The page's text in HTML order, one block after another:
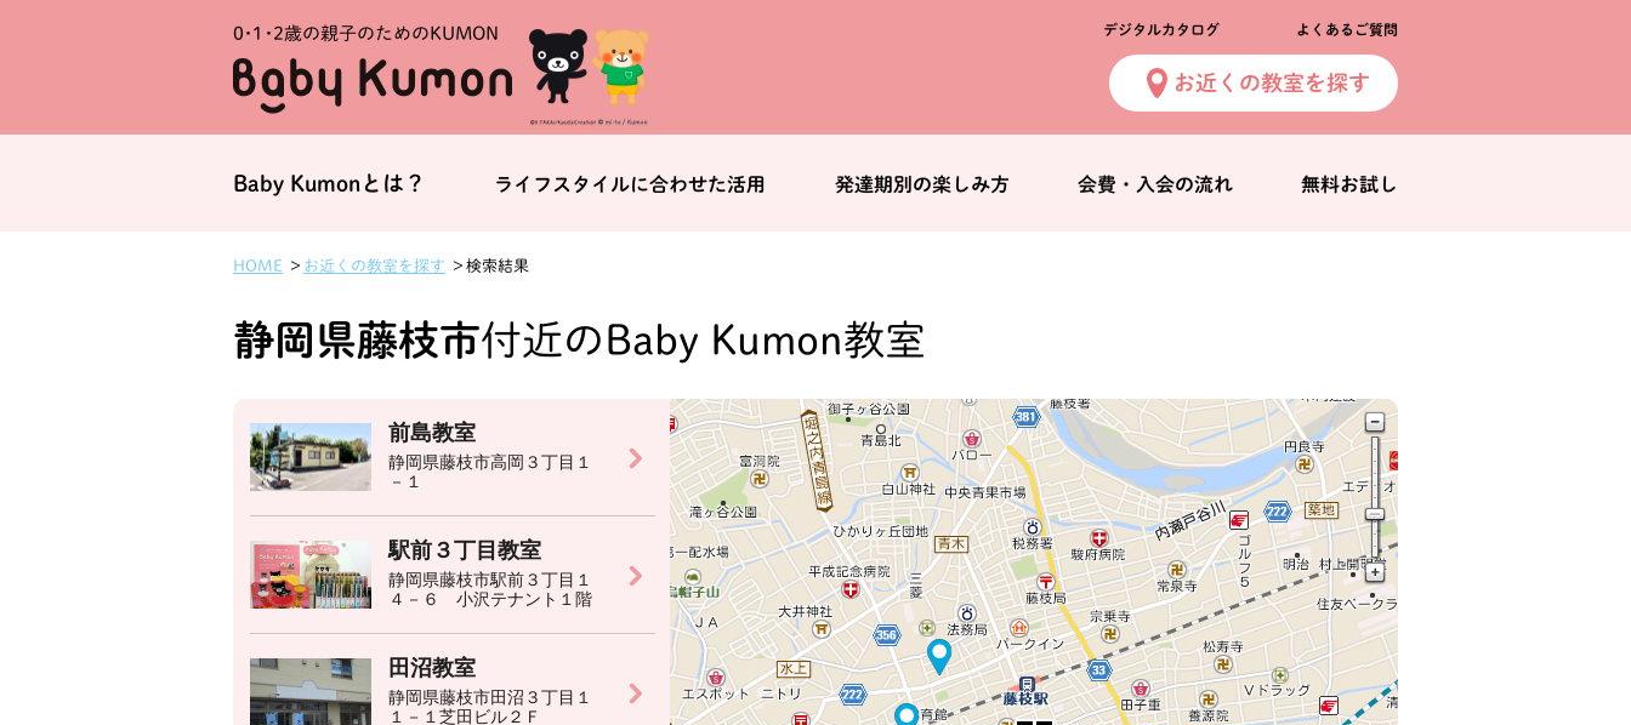
0・1・2歳の親子のためのKUMON デジタルカタログ よくあるご質問
お近くの教室を探す
Baby Kumonとは？ ライフスタイルに合わせた活用 発達期別の楽しみ方 会費・入会の流れ 無料お試し
HOME お近くの教室を探す 検索結果
静岡県藤枝市付近のBaby Kumon教室
前島教室
静岡県藤枝市高岡３丁目１
－１
駅前３丁目教室
静岡県藤枝市駅前３丁目１
４－６ 小沢テナント１階
田沼教室
静岡県藤枝市田沼３丁目１
１－１芝田ビル２Ｆ